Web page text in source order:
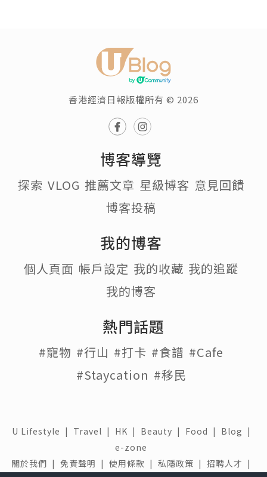
香港經濟日報版權所有 © 2026
博客導覽
探索 VLOG 推薦文章 星級博客 意見回饋
博客投稿
我的博客
個人頁面 帳戶設定 我的收藏 我的追蹤
我的博客
熱門話題
#寵物 #行山 #打卡 #食譜 #Cafe
#Staycation #移民
U Lifestyle | Travel | HK | Beauty | Food | Blog |
e-zone
關於我們 | 免責聲明 | 使用條款 | 私隱政策 | 招聘人才 |